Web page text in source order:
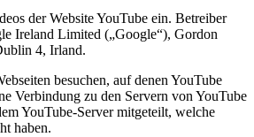
der Website YouTube ein. Betreiber
Ireland Limited („Google“), Gordon
4, Irland.
besuchen, auf denen YouTube
Verbindung zu den Servern von YouTube
YouTube-Server mitgeteilt, welche
haben.